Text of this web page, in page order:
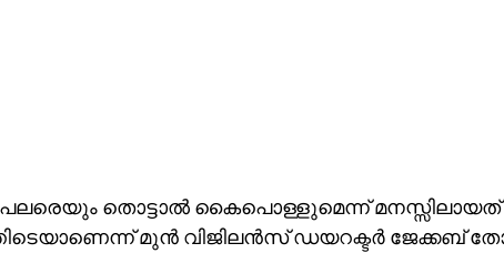
തൊട്ടാല്‍ കൈപൊള്ളുമെന്ന് മനസ്സിലായത്
മുന്‍ വിജിലന്‍സ് ഡയറക്ടര്‍ ജേക്കബ്